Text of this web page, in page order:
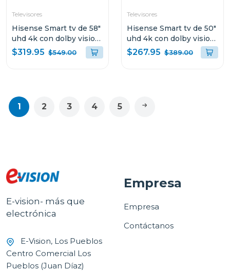
Televisores
Hisense Smart tv de 58"
uhd 4k con dolby vision
a6nv
$319.95 $549.00
Televisores
Hisense Smart tv de 50"
uhd 4k con dolby vision
a6nv
$267.95 $389.00
1 2 3 4 5
E-vision- más que
electrónica
E-Vision, Los Pueblos
Centro Comercial Los
Pueblos (Juan Díaz)
Empresa
Empresa
Contáctanos